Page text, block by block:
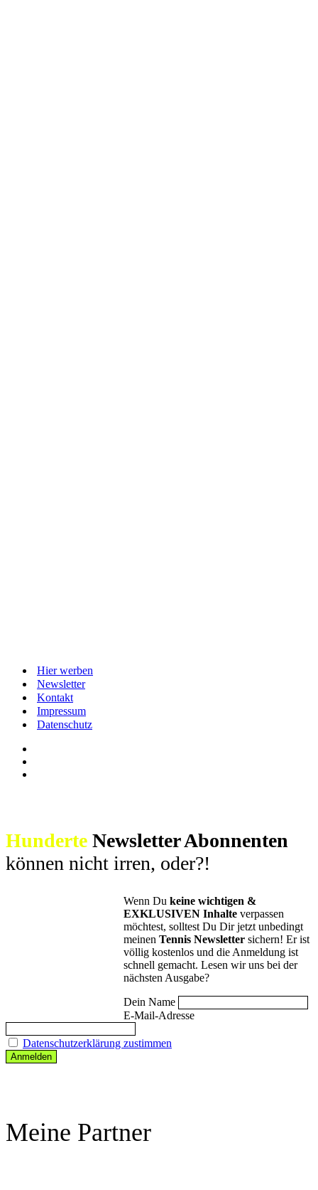
Hier werben
Newsletter
Kontakt
Impressum
Datenschutz
Hunderte Newsletter Abonnenten
können nicht irren, oder?!
Wenn Du keine wichtigen &
EXKLUSIVEN Inhalte verpassen
möchtest, solltest Du Dir jetzt unbedingt
meinen Tennis Newsletter sichern! Er ist
völlig kostenlos und die Anmeldung ist
schnell gemacht. Lesen wir uns bei der
nächsten Ausgabe?
Dein Name
E-Mail-Adresse
Datenschutzerklärung zustimmen
Meine Partner